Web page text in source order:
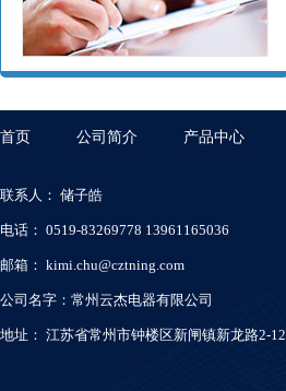
首页 公司简介 产品中心
联系人： 储子皓
电话： 0519-83269778 13961165036
邮箱： kimi.chu@cztning.com
公司名字：常州云杰电器有限公司
地址： 江苏省常州市钟楼区新闸镇新龙路2-